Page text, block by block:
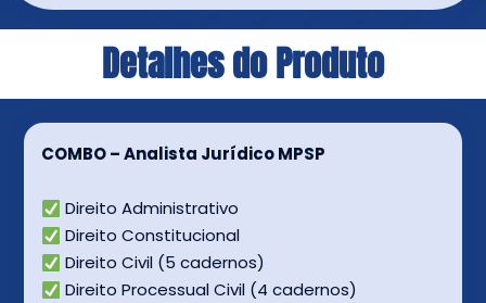
Detalhes do Produto
COMBO – Analista Jurídico MPSP
Direito Administrativo
Direito Constitucional
Direito Civil (5 cadernos)
Direito Processual Civil (4 cadernos)